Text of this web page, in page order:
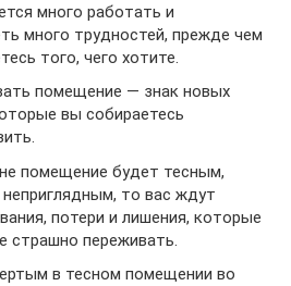
много работать и
много трудностей, прежде чем
того, чего хотите.
помещение — знак новых
вы собираетесь
помещение будет тесным,
то вас ждут
потери и лишения, которые
страшно переживать.
в тесном помещении во